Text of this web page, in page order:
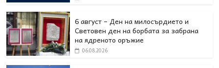
6 август – Ден на милосърдието и
Световен ден на борбата за забрана
на ядреното оръжие
06.08.2026